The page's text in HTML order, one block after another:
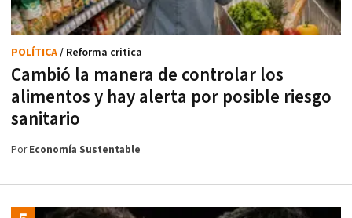
Cambió la manera de controlar los
alimentos y hay alerta por posible riesgo
sanitario
POLÍTICA/ Reforma critica
PorEconomía Sustentable